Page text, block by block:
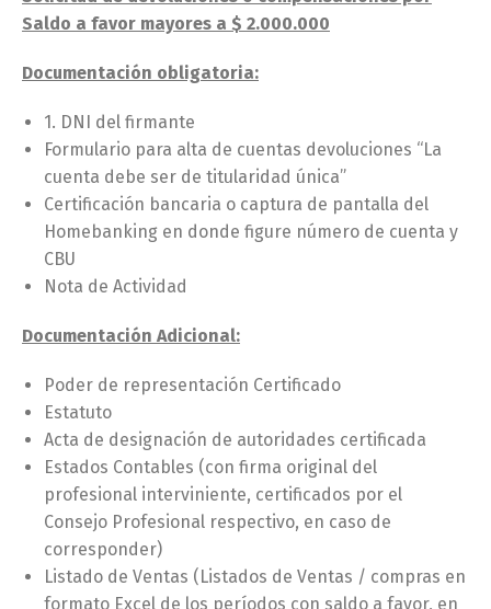
Saldo a favor mayores a $ 2.000.000
Documentación obligatoria:
1. DNI del firmante
Formulario para alta de cuentas devoluciones “La
cuenta debe ser de titularidad única”
Certificación bancaria o captura de pantalla del
Homebanking en donde figure número de cuenta y
CBU
Nota de Actividad
Documentación Adicional:
Poder de representación Certificado
Estatuto
Acta de designación de autoridades certificada
Estados Contables (con firma original del
profesional interviniente, certificados por el
Consejo Profesional respectivo, en caso de
corresponder)
Listado de Ventas (Listados de Ventas / compras en
formato Excel de los períodos con saldo a favor, en